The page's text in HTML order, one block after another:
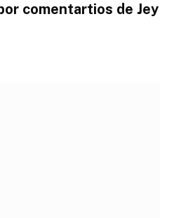
comentartios de Jey